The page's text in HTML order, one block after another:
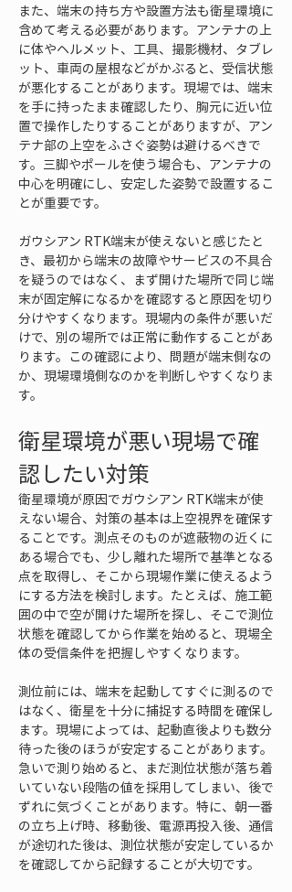
また、端末の持ち方や設置方法も衛星環境に
含めて考える必要があります。アンテナの上
に体やヘルメット、工具、撮影機材、タブレ
ット、車両の屋根などがかぶると、受信状態
が悪化することがあります。現場では、端末
を手に持ったまま確認したり、胸元に近い位
置で操作したりすることがありますが、アン
テナ部の上空をふさぐ姿勢は避けるべきで
す。三脚やポールを使う場合も、アンテナの
中心を明確にし、安定した姿勢で設置するこ
とが重要です。
ガウシアン RTK端末が使えないと感じたと
き、最初から端末の故障やサービスの不具合
を疑うのではなく、まず開けた場所で同じ端
末が固定解になるかを確認すると原因を切り
分けやすくなります。現場内の条件が悪いだ
けで、別の場所では正常に動作することがあ
ります。この確認により、問題が端末側なの
か、現場環境側なのかを判断しやすくなりま
す。
衛星環境が悪い現場で確
認したい対策
衛星環境が原因でガウシアン RTK端末が使
えない場合、対策の基本は上空視界を確保す
ることです。測点そのものが遮蔽物の近くに
ある場合でも、少し離れた場所で基準となる
点を取得し、そこから現場作業に使えるよう
にする方法を検討します。たとえば、施工範
囲の中で空が開けた場所を探し、そこで測位
状態を確認してから作業を始めると、現場全
体の受信条件を把握しやすくなります。
測位前には、端末を起動してすぐに測るので
はなく、衛星を十分に捕捉する時間を確保し
ます。現場によっては、起動直後よりも数分
待った後のほうが安定することがあります。
急いで測り始めると、まだ測位状態が落ち着
いていない段階の値を採用してしまい、後で
ずれに気づくことがあります。特に、朝一番
の立ち上げ時、移動後、電源再投入後、通信
が途切れた後は、測位状態が安定しているか
を確認してから記録することが大切です。